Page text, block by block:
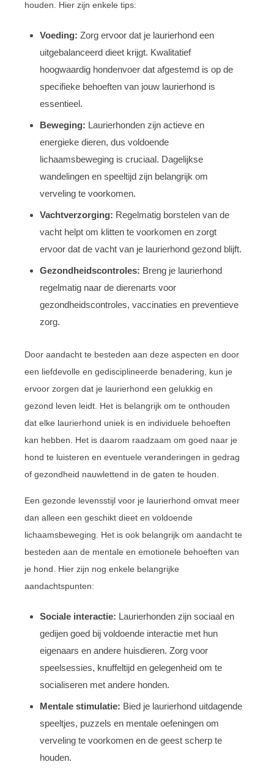
houden. Hier zijn enkele tips:
Voeding: Zorg ervoor dat je laurierhond een
uitgebalanceerd dieet krijgt. Kwalitatief
hoogwaardig hondenvoer dat afgestemd is op de
specifieke behoeften van jouw laurierhond is
essentieel.
Beweging: Laurierhonden zijn actieve en
energieke dieren, dus voldoende
lichaamsbeweging is cruciaal. Dagelijkse
wandelingen en speeltijd zijn belangrijk om
verveling te voorkomen.
Vachtverzorging: Regelmatig borstelen van de
vacht helpt om klitten te voorkomen en zorgt
ervoor dat de vacht van je laurierhond gezond blijft.
Gezondheidscontroles: Breng je laurierhond
regelmatig naar de dierenarts voor
gezondheidscontroles, vaccinaties en preventieve
zorg.
Door aandacht te besteden aan deze aspecten en door
een liefdevolle en gedisciplineerde benadering, kun je
ervoor zorgen dat je laurierhond een gelukkig en
gezond leven leidt. Het is belangrijk om te onthouden
dat elke laurierhond uniek is en individuele behoeften
kan hebben. Het is daarom raadzaam om goed naar je
hond te luisteren en eventuele veranderingen in gedrag
of gezondheid nauwlettend in de gaten te houden.
Een gezonde levensstijl voor je laurierhond omvat meer
dan alleen een geschikt dieet en voldoende
lichaamsbeweging. Het is ook belangrijk om aandacht te
besteden aan de mentale en emotionele behoeften van
je hond. Hier zijn nog enkele belangrijke
aandachtspunten:
Sociale interactie: Laurierhonden zijn sociaal en
gedijen goed bij voldoende interactie met hun
eigenaars en andere huisdieren. Zorg voor
speelsessies, knuffeltijd en gelegenheid om te
socialiseren met andere honden.
Mentale stimulatie: Bied je laurierhond uitdagende
speeltjes, puzzels en mentale oefeningen om
verveling te voorkomen en de geest scherp te
houden.